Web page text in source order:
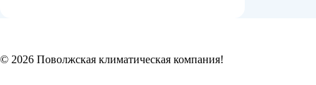
© 2026 Поволжская климатическая компания!